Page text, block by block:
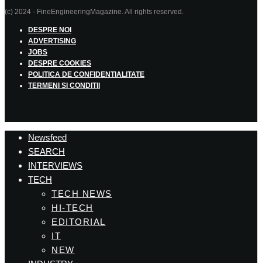
(c) 2024 - FineEngineeringMagazine. All rights reserved.
DESPRE NOI
ADVERTISING
JOBS
DESPRE COOKIES
POLITICA DE CONFIDENTIALITATE
TERMENI SI CONDITII
Newsfeed
SEARCH
INTERVIEWS
TECH
TECH NEWS
HI-TECH
EDITORIAL
IT
NEW